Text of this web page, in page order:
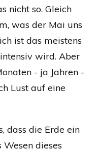
nicht so. Gleich
was der Mai uns
ist das meistens
wird. Aber
- ja Jahren -
Lust auf eine
dass die Erde ein
dieses